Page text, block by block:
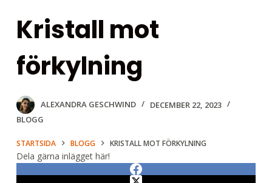
Kristall mot
förkylning
ALEXANDRA GESCHWIND
DECEMBER 22, 2023
BLOGG
STARTSIDA BLOGG KRISTALL MOT FÖRKYLNING
Dela gärna inlägget här!